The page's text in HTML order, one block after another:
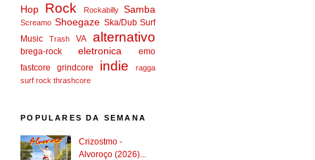
Hop
Rock Rockabilly Samba
Screamo Shoegaze Ska/Dub Surf
Music
Trash VA alternativo
brega-rock eletronica
emo
fastcore
grindcore indie
ragga
surf rock thrashcore
POPULARES DA SEMANA
Crizostmo -
Alvoroço (2026)...